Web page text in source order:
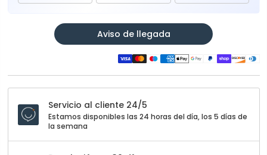
Aviso de llegada
Servicio al cliente 24/5
Estamos disponibles las 24 horas del día, los 5 días de
la semana